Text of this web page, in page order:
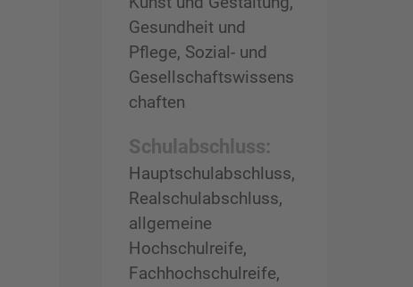
Gesundheit und
Pflege, Sozial- und
Gesellschaftswissens
chaften
Schulabschluss:
Hauptschulabschluss,
Realschulabschluss,
allgemeine
Hochschulreife,
Fachhochschulreife,